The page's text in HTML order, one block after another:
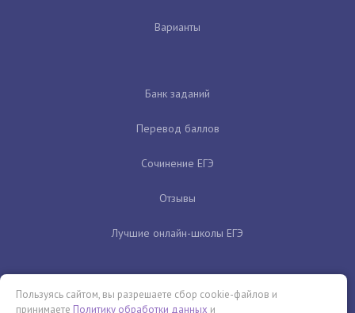
Варианты
Банк заданий
Перевод баллов
Сочинение ЕГЭ
Отзывы
Лучшие онлайн-школы ЕГЭ
Пользуясь сайтом, вы разрешаете сбор cookie-файлов и
принимаете Политику обработки данных и